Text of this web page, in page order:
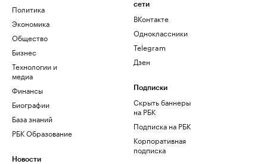
Политика
Экономика
Общество
Бизнес
Технологии и
медиа
Финансы
Биографии
База знаний
РБК Образование
Новости
сети
ВКонтакте
Одноклассники
Telegram
Дзен
Подписки
Скрыть баннеры
на РБК
Подписка на РБК
Корпоративная
подписка